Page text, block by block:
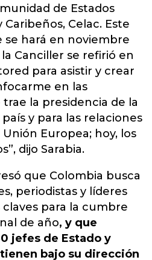
de Estados
Celac. Este
se hará en noviembre
Canciller se refirió en
para asistir y crear
en las
la presidencia de la
y para las relaciones
Europea; hoy, los
dijo Sarabia.
que Colombia busca
periodistas y líderes
para la cumbre
de año, y que
jefes de Estado y
bajo su dirección